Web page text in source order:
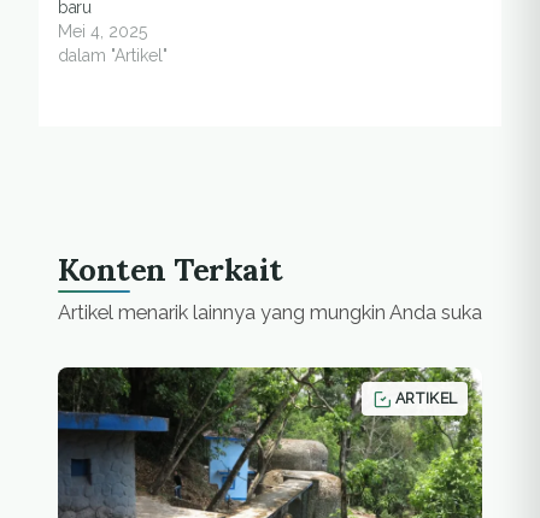
baru
Mei 4, 2025
dalam "Artikel"
Konten Terkait
Artikel menarik lainnya yang mungkin Anda suka
ARTIKEL